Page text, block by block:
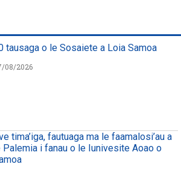
tausaga o le Sosaiete a Loia Samoa
08/2026
tima’iga, fautuaga ma le faamalosi’au a
Palemia i fanau o le Iunivesite Aoao o